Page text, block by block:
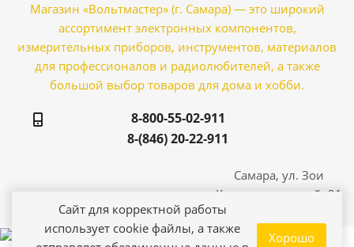
Магазин «Вольтмастер» (г. Самара) — это широкий
ассортимент электронных компонентов,
измерительных приборов, инструментов, материалов
для профессионалов и радиолюбителей, а также
большой выбор товаров для дома и хобби.
8-800-55-02-911
8-(846) 20-22-911
Самара, ул. Зои
Космодемьянской, 21
Сайт для корректной работы
использует cookie файлы, а также
Хорошо